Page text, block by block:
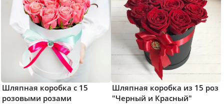
Шляпная коробка с 15
розовыми розами
Шляпная коробка из 15 роз
"Черный и Красный"